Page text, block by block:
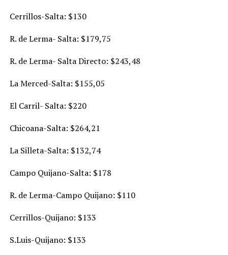
Cerrillos-Salta: $130
R. de Lerma- Salta: $179,75
R. de Lerma- Salta Directo: $243,48
La Merced-Salta: $155,05
El Carril- Salta: $220
Chicoana-Salta: $264,21
La Silleta-Salta: $132,74
Campo Quijano-Salta: $178
R. de Lerma-Campo Quijano: $110
Cerrillos-Quijano: $133
S.Luis-Quijano: $133